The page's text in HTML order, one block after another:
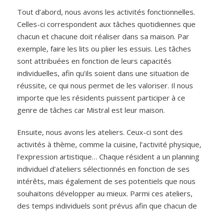
Tout d’abord, nous avons les activités fonctionnelles.
Celles-ci correspondent aux tâches quotidiennes que
chacun et chacune doit réaliser dans sa maison. Par
exemple, faire les lits ou plier les essuis. Les tâches
sont attribuées en fonction de leurs capacités
individuelles, afin qu’ils soient dans une situation de
réussite, ce qui nous permet de les valoriser. Il nous
importe que les résidents puissent participer à ce
genre de tâches car Mistral est leur maison.
Ensuite, nous avons les ateliers. Ceux-ci sont des
activités à thème, comme la cuisine, l’activité physique,
l’expression artistique… Chaque résident a un planning
individuel d’ateliers sélectionnés en fonction de ses
intérêts, mais également de ses potentiels que nous
souhaitons développer au mieux. Parmi ces ateliers,
des temps individuels sont prévus afin que chacun de